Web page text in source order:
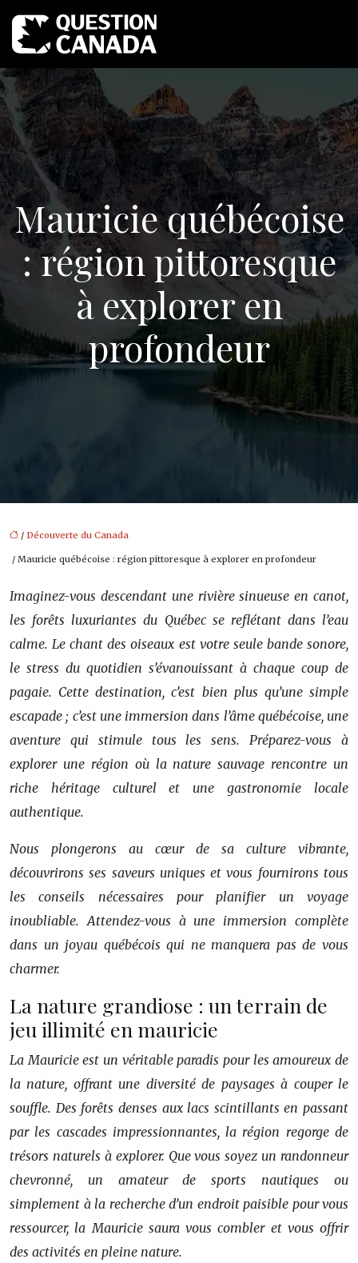
Mauricie québécoise
: région pittoresque
à explorer en
profondeur
/ Découverte du Canada
/ Mauricie québécoise : région pittoresque à explorer en profondeur
Imaginez-vous descendant une rivière sinueuse en canot,
les forêts luxuriantes du Québec se reflétant dans l’eau
calme. Le chant des oiseaux est votre seule bande sonore,
le stress du quotidien s’évanouissant à chaque coup de
pagaie. Cette destination, c’est bien plus qu’une simple
escapade ; c’est une immersion dans l’âme québécoise, une
aventure qui stimule tous les sens. Préparez-vous à
explorer une région où la nature sauvage rencontre un
riche héritage culturel et une gastronomie locale
authentique.
Nous plongerons au cœur de sa culture vibrante,
découvrirons ses saveurs uniques et vous fournirons tous
les conseils nécessaires pour planifier un voyage
inoubliable. Attendez-vous à une immersion complète
dans un joyau québécois qui ne manquera pas de vous
charmer.
La nature grandiose : un terrain de
jeu illimité en mauricie
La Mauricie est un véritable paradis pour les amoureux de
la nature, offrant une diversité de paysages à couper le
souffle. Des forêts denses aux lacs scintillants en passant
par les cascades impressionnantes, la région regorge de
trésors naturels à explorer. Que vous soyez un randonneur
chevronné, un amateur de sports nautiques ou
simplement à la recherche d’un endroit paisible pour vous
ressourcer, la Mauricie saura vous combler et vous offrir
des activités en pleine nature.